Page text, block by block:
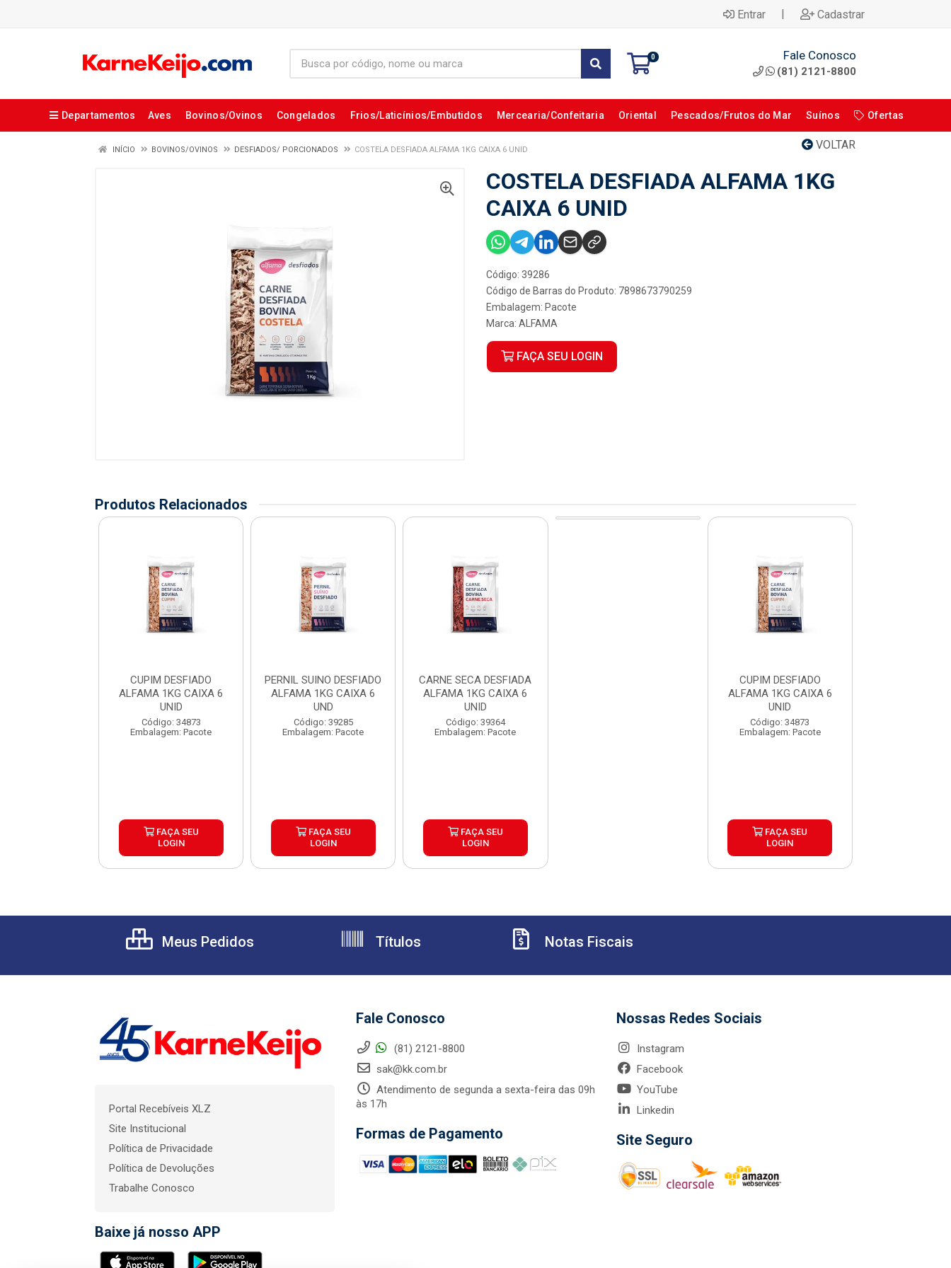
Entrar | Cadastrar
0 Fale Conosco
(81) 2121-8800
Departamentos Aves Bovinos/Ovinos Congelados Frios/Laticínios/Embutidos Mercearia/Confeitaria Oriental Pescados/Frutos do Mar Suínos Ofertas
VOLTAR
INÍCIO BOVINOS/OVINOS DESFIADOS/ PORCIONADOS COSTELA DESFIADA ALFAMA 1KG CAIXA 6 UNID
COSTELA DESFIADA ALFAMA 1KG
CAIXA 6 UNID
Código: 39286
Código de Barras do Produto: 7898673790259
Embalagem: Pacote
Marca: ALFAMA
FAÇA SEU LOGIN
Produtos Relacionados
CUPIM DESFIADO
ALFAMA 1KG CAIXA 6
UNID
Código: 34873
Embalagem: Pacote
FAÇA SEU
LOGIN
PERNIL SUINO DESFIADO
ALFAMA 1KG CAIXA 6
UND
Código: 39285
Embalagem: Pacote
FAÇA SEU
LOGIN
CARNE SECA DESFIADA
ALFAMA 1KG CAIXA 6
UNID
Código: 39364
Embalagem: Pacote
FAÇA SEU
LOGIN
CUPIM DESFIADO
ALFAMA 1KG CAIXA 6
UNID
Código: 34873
Embalagem: Pacote
FAÇA SEU
LOGIN
Meus Pedidos Títulos Notas Fiscais
Portal Recebíveis XLZ
Site Institucional
Política de Privacidade
Política de Devoluções
Trabalhe Conosco
Baixe já nosso APP
Fale Conosco
(81) 2121-8800
sak@kk.com.br
Atendimento de segunda a sexta-feira das 09h
às 17h
Formas de Pagamento
Nossas Redes Sociais
Instagram
Facebook
YouTube
Linkedin
Site Seguro